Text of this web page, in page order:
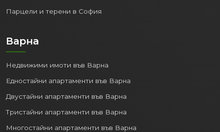
Парцели и терени в София
Варна
Недвижими имоти във Варна
Едностайни апартаменти във Варна
Двустайни апартаменти във Варна
Тристайни апартаменти във Варна
Многостайни апартаменти във Варна